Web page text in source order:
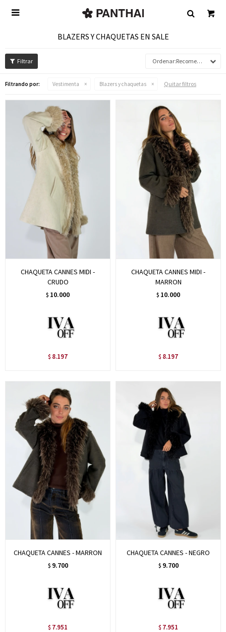

BLAZERS Y CHAQUETAS EN SALE
Recomendados
Filtrando por: Vestimenta Blazers y chaquetas Quitar filtros
CHAQUETA CANNES MIDI -
CRUDO
$ 10.000
$ 8.197
CHAQUETA CANNES MIDI -
MARRON
$ 10.000
$ 8.197
CHAQUETA CANNES - MARRON
$ 9.700
$ 7.951
CHAQUETA CANNES - NEGRO
$ 9.700
$ 7.951